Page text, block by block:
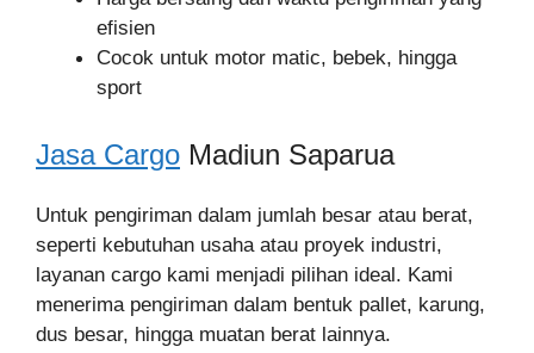
efisien
Cocok untuk motor matic, bebek, hingga
sport
Jasa Cargo Madiun Saparua
Untuk pengiriman dalam jumlah besar atau berat,
seperti kebutuhan usaha atau proyek industri,
layanan cargo kami menjadi pilihan ideal. Kami
menerima pengiriman dalam bentuk pallet, karung,
dus besar, hingga muatan berat lainnya.